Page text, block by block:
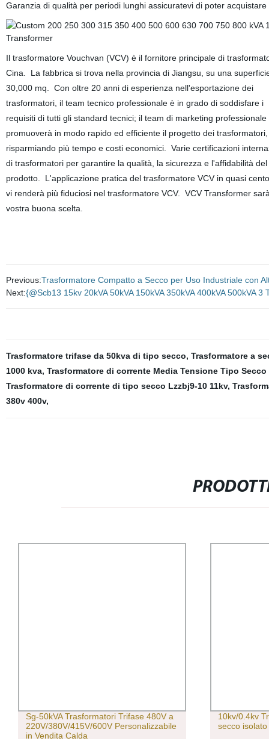
Garanzia di qualità per periodi lunghi assicuratevi di poter
Il trasformatore Vouchvan (VCV) è il fornitore principale di
Cina. La fabbrica si trova nella provincia di Jiangsu, su una
30,000 mq. Con oltre 20 anni di esperienza nell'esportazione dei
trasformatori, il team tecnico professionale è in grado di soddisfare i
requisiti di tutti gli standard tecnici; il team di marketing professionale
promuoverà in modo rapido ed efficiente il progetto dei trasformatori,
risparmiando più tempo e costi economici. Varie certificazioni
di trasformatori per garantire la qualità, la sicurezza e l'affidabilità del
prodotto. L'applicazione pratica del trasformatore VCV in quasi
vi renderà più fiduciosi nel trasformatore VCV. VCV Transformer
vostra buona scelta.
Previous:Trasformatore Compatto a Secco per Uso Industriale con
Next:{@Scb13 15kv 20kVA 50kVA 150kVA 350kVA 400kVA 500kVA
Trasformatore trifase da 50kva di tipo secco, Trasformatore a
1000 kva, Trasformatore di corrente Media Tensione Tipo Secco
Trasformatore di corrente di tipo secco Lzzbj9-10 11kv,
380v 400v,
10kv/0.4kv Trasformatore di potenza a
secco isolato in resina epossidica trifase
lega amorfa